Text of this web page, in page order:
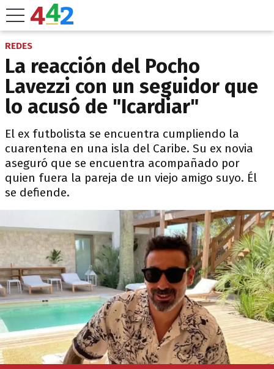
REDES
La reacción del Pocho
Lavezzi con un seguidor que
lo acusó de "Icardiar"
El ex futbolista se encuentra cumpliendo la
cuarentena en una isla del Caribe. Su ex novia
aseguró que se encuentra acompañado por
quien fuera la pareja de un viejo amigo suyo. Él
se defiende.